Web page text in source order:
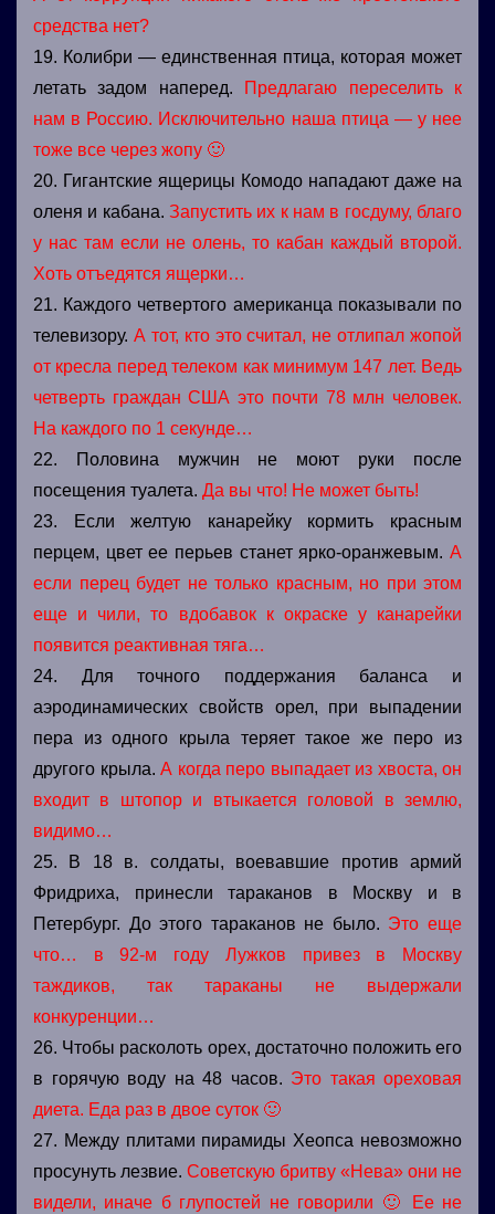
средства нет?
19. Колибри — единственная птица, которая может
летать задом наперед. Предлагаю переселить к
нам в Россию. Исключительно наша птица — у нее
тоже все через жопу 🙂
20. Гигантские ящерицы Комодо нападают даже на
оленя и кабана. Запустить их к нам в госдуму, благо
у нас там если не олень, то кабан каждый второй.
Хоть отъедятся ящерки…
21. Каждого четвертого американца показывали по
телевизору. А тот, кто это считал, не отлипал жопой
от кресла перед телеком как минимум 147 лет. Ведь
четверть граждан США это почти 78 млн человек.
На каждого по 1 секунде…
22. Половина мужчин не моют руки после
посещения туалета. Да вы что! Не может быть!
23. Если желтую канарейку кормить красным
перцем, цвет ее перьев станет ярко-оранжевым. А
если перец будет не только красным, но при этом
еще и чили, то вдобавок к окраске у канарейки
появится реактивная тяга…
24. Для точного поддержания баланса и
аэродинамических свойств орел, при выпадении
пера из одного крыла теряет такое же перо из
другого крыла. А когда перо выпадает из хвоста, он
входит в штопор и втыкается головой в землю,
видимо…
25. В 18 в. солдаты, воевавшие против армий
Фридриха, принесли тараканов в Москву и в
Петербург. До этого тараканов не было. Это еще
что… в 92-м году Лужков привез в Москву
таждиков, так тараканы не выдержали
конкуренции…
26. Чтобы расколоть орех, достаточно положить его
в горячую воду на 48 часов. Это такая ореховая
диета. Еда раз в двое суток 🙂
27. Между плитами пирамиды Хеопса невозможно
просунуть лезвие. Советскую бритву «Нева» они не
видели, иначе б глупостей не говорили 🙂 Ее не